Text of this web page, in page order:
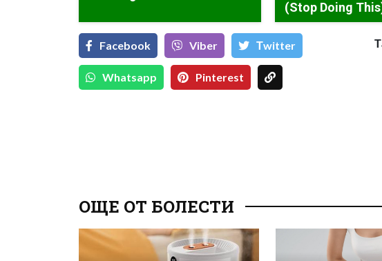
(Stop Doing
Facebook Viber Тwitter
Whatsapp Pinterest
ОЩЕ ОТ БОЛЕСТИ